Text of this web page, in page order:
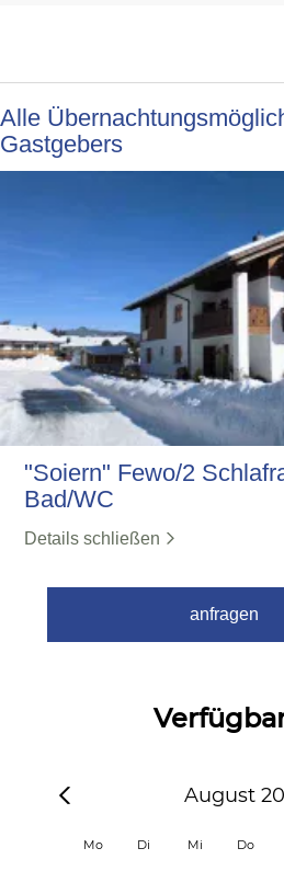
Alle
Gastgebers
"Soiern" Fewo/2
Bad/WC
Details schließen
anfragen
August
Mo Di Mi Do